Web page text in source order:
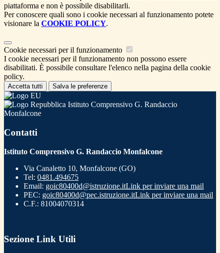
piattaforma e non è possibile disabilitarli.
Per conoscere quali sono i cookie necessari al funzionamento potete
visionare la COOKIE POLICY.
Cookie necessari per il funzionamento
I cookie necessari per il funzionamento non possono essere
disabilitati. È possibile consultare l'elenco nella pagina della cookie
policy.
Accetta tutti Salva le preferenze
Istituto Comprensivo G. Randaccio
Monfalcone
Contatti
Istituto Comprensivo G. Randaccio Monfalcone
Via Canaletto 10, Monfalcone (GO)
Tel: 0481.494675
Email: goic80400d@istruzione.itLink per inviare una mail
PEC: goic80400d@pec.istruzione.itLink per inviare una mail
C.F.: 81004070314
Sezione Link Utili